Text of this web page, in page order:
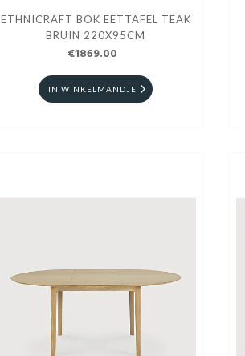
ETHNICRAFT BOK EETTAFEL TEAK
BRUIN 220X95CM
€1869.00
IN WINKELMANDJE